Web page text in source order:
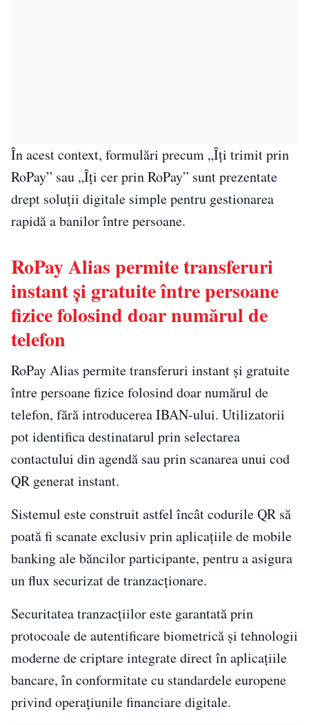
În acest context, formulări precum „Îți trimit prin
RoPay” sau „Îți cer prin RoPay” sunt prezentate
drept soluții digitale simple pentru gestionarea
rapidă a banilor între persoane.
RoPay Alias permite transferuri
instant și gratuite între persoane
fizice folosind doar numărul de
telefon
RoPay Alias permite transferuri instant și gratuite
între persoane fizice folosind doar numărul de
telefon, fără introducerea IBAN-ului. Utilizatorii
pot identifica destinatarul prin selectarea
contactului din agendă sau prin scanarea unui cod
QR generat instant.
Sistemul este construit astfel încât codurile QR să
poată fi scanate exclusiv prin aplicațiile de mobile
banking ale băncilor participante, pentru a asigura
un flux securizat de tranzacționare.
Securitatea tranzacțiilor este garantată prin
protocoale de autentificare biometrică și tehnologii
moderne de criptare integrate direct în aplicațiile
bancare, în conformitate cu standardele europene
privind operațiunile financiare digitale.